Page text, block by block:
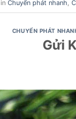
Chuyển phát nhanh
CHUYỂN PHÁT
Gửi